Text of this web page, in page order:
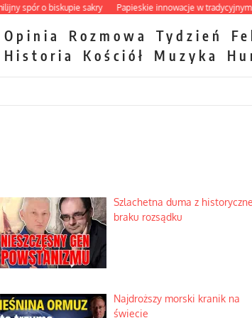
o biskupie sakry Papieskie innowacje w tradycyjnym
Opinia Rozmowa Tydzień
Historia
Kościół Muzyka
Szlachetna duma z
braku rozsądku
Najdroższy morski kranik na
świecie